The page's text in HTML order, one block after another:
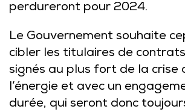
perdureront pour 2024.
Le Gouvernement souhaite
cibler les titulaires de
signés au plus fort de la crise
l’énergie et avec un
durée, qui seront donc